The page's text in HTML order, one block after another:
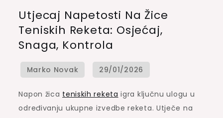
napetosti
na
žice
teniskih
reketa:
Kontrola
Utjecaj Napetosti Na Žice
Teniskih Reketa: Osjećaj,
Snaga, Kontrola
Napon žica teniskih reketa igra ključnu ulogu u
određivanju ukupne izvedbe reketa. Utječe na